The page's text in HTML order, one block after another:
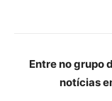
Entre no grupo
notícias